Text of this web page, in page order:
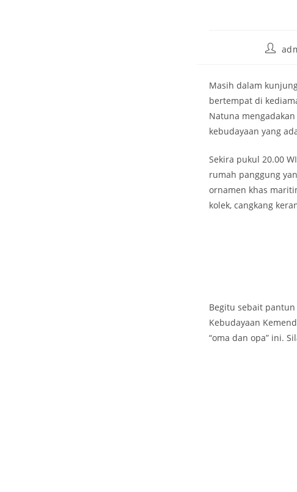
Masih dalam
bertempat di
Natuna
kebudayaan yang
Sekira pukul 20.00
rumah panggung
ornamen khas
kolek, cangkang
Begitu sebait
Kebudayaan
“oma dan opa” ini.